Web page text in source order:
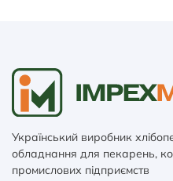
Український виробник
обладнання для пекарень,
промислових підприємств